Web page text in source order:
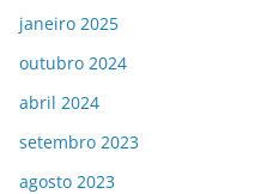
janeiro 2025
outubro 2024
abril 2024
setembro 2023
agosto 2023